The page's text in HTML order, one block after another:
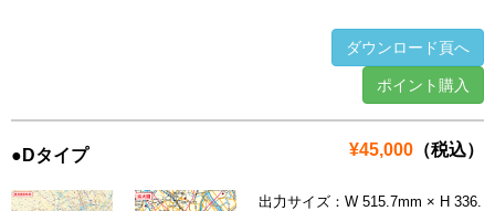
ダウンロード頁へ
ポイント購入
¥45,000 （税込）
●Dタイプ
出力サイズ：W 515.7mm × H 336.